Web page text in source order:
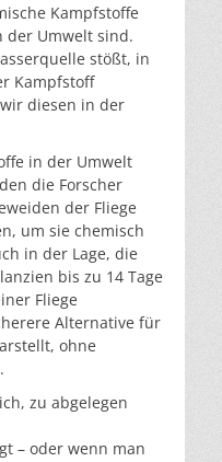
Kampfstoffe
der Umwelt sind.
stößt, in
Kampfstoff
diesen in der
in der Umwelt
die Forscher
der Fliege
um sie chemisch
in der Lage, die
bis zu 14 Tage
Fliege
Alternative für
ohne
zu abgelegen
– oder wenn man